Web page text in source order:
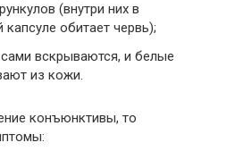
(внутри них в
капсуле обитает червь);
вскрываются, и белые
из кожи.
конъюнктивы, то